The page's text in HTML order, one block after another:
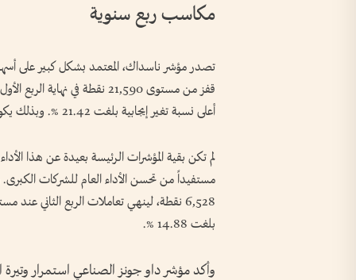
مكاسب ربع سنوية
أعلى نسبة تغير إيجابية بلغت 21.42 %. وبذلك يكون المؤشر قد سجل أفضل أداء ربع سنوي له منذ عام 2020.
مستفيداً من تحسن الأداء العام للشركات الكبرى.
بلغت 14.88 %.
وأكد مؤشر داو جونز الصناعي استمرار